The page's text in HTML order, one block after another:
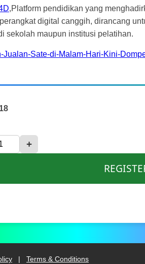
,Platform pendidikan yang
digital canggih, dirancang
sekolah maupun institusi pelatihan.
Jualan-Sate-di-Malam-Hari-Kini-
+
| Terms & Conditions